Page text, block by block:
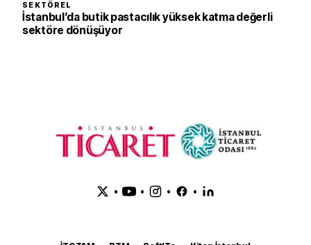
SEKTÖREL
İstanbul’da butik pastacılık yüksek katma değerli
sektöre dönüşüyor
• • • •